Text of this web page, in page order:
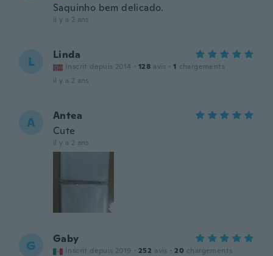
Saquinho bem delicado.
il y a 2 ans
L Linda
Inscrit depuis 2014 · 128 avis · 1 chargements
il y a 2 ans
A
Antea
Cute
il y a 2 ans
G Gaby
Inscrit depuis 2019 · 252 avis · 20 chargements